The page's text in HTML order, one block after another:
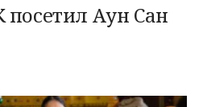
Аун Сан